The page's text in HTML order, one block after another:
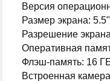
Версия
Размер экрана:
Разрешение
Оперативная
Флэш-память: 16
Встроенная